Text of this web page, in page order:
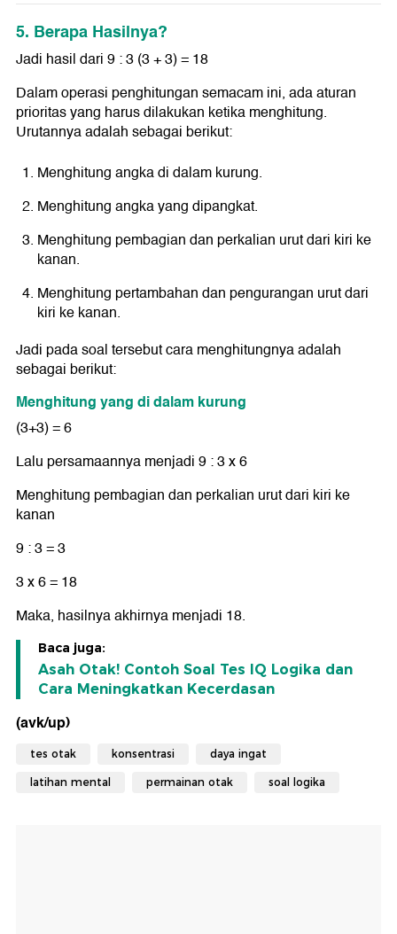
5. Berapa Hasilnya?
Jadi hasil dari 9 : 3 (3 + 3) = 18
Dalam operasi penghitungan semacam ini, ada aturan
prioritas yang harus dilakukan ketika menghitung.
Urutannya adalah sebagai berikut:
Menghitung angka di dalam kurung.
Menghitung angka yang dipangkat.
Menghitung pembagian dan perkalian urut dari kiri ke
kanan.
Menghitung pertambahan dan pengurangan urut dari
kiri ke kanan.
Jadi pada soal tersebut cara menghitungnya adalah
sebagai berikut:
Menghitung yang di dalam kurung
(3+3) = 6
Lalu persamaannya menjadi 9 : 3 x 6
Menghitung pembagian dan perkalian urut dari kiri ke
kanan
9 : 3 = 3
3 x 6 = 18
Maka, hasilnya akhirnya menjadi 18.
Baca juga:
Asah Otak! Contoh Soal Tes IQ Logika dan
Cara Meningkatkan Kecerdasan
(avk/up)
tes otak konsentrasi daya ingat
latihan mental permainan otak soal logika